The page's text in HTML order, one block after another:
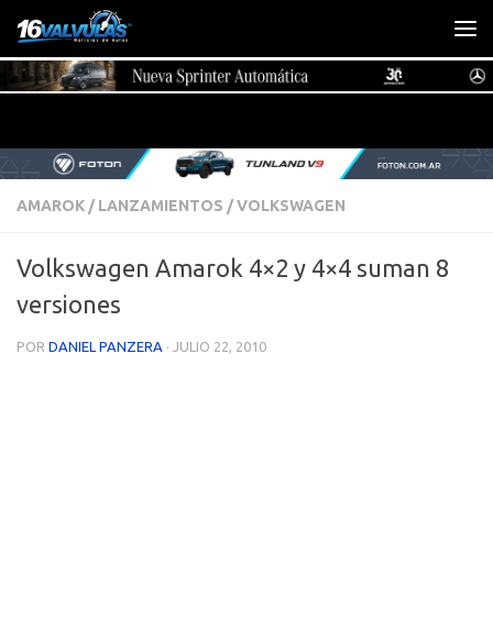
Saltar al contenido
AMAROK / LANZAMIENTOS /VOLKSWAGEN
Volkswagen Amarok 4×2 y 4×4 suman 8
versiones
POR DANIEL PANZERA · JULIO 22, 2010